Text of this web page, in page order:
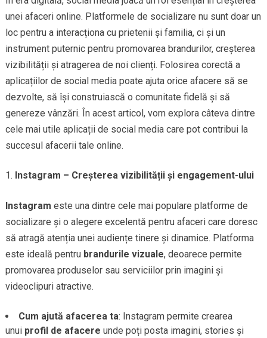
unei afaceri online. Platformele de socializare nu sunt doar un
loc pentru a interacționa cu prietenii și familia, ci și un
instrument puternic pentru promovarea brandurilor, creșterea
vizibilității și atragerea de noi clienți. Folosirea corectă a
aplicațiilor de social media poate ajuta orice afacere să se
dezvolte, să își construiască o comunitate fidelă și să
genereze vânzări. În acest articol, vom explora câteva dintre
cele mai utile aplicații de social media care pot contribui la
succesul afacerii tale online.
Instagram – Creșterea vizibilității și engagement-ului
Instagram este una dintre cele mai populare platforme de
socializare și o alegere excelentă pentru afaceri care doresc
să atragă atenția unei audiențe tinere și dinamice. Platforma
este ideală pentru brandurile vizuale, deoarece permite
promovarea produselor sau serviciilor prin imagini și
videoclipuri atractive.
Cum ajută afacerea ta: Instagram permite crearea
unui profil de afacere unde poți posta imagini, stories și